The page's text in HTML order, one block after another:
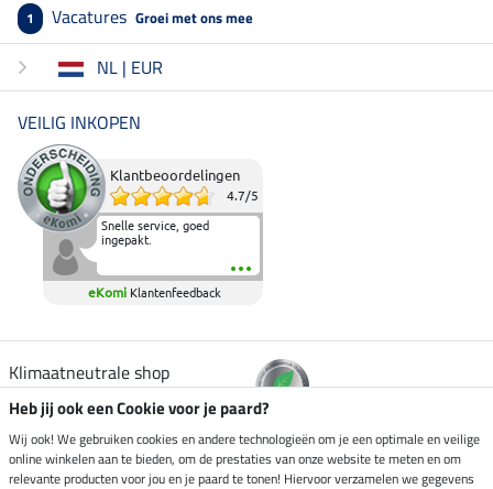
1 Vacatures Groei met ons mee
NL | EUR
VEILIG INKOPEN
Klantbeoordelingen
4.7/5
Snelle service, goed
ingepakt.
eKomi Klantenfeedback
Klimaatneutrale shop
Verzending per
Heb jij ook een Cookie voor je paard?
Wij ook! We gebruiken cookies en andere technologieën om je een optimale en veilige
online winkelen aan te bieden, om de prestaties van onze website te meten en om
relevante producten voor jou en je paard te tonen! Hiervoor verzamelen we gegevens